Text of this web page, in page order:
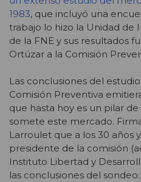
1983, que incluyó una
trabajo lo hizo la Unidad de
de la FNE y sus resultados
Ortúzar a la Comisión
Las conclusiones del
Comisión Preventiva
que hasta hoy es un pilar
somete este mercado.
Larroulet que a los 30 años
presidente de la comisión
Instituto Libertad y
las conclusiones del sondeo: